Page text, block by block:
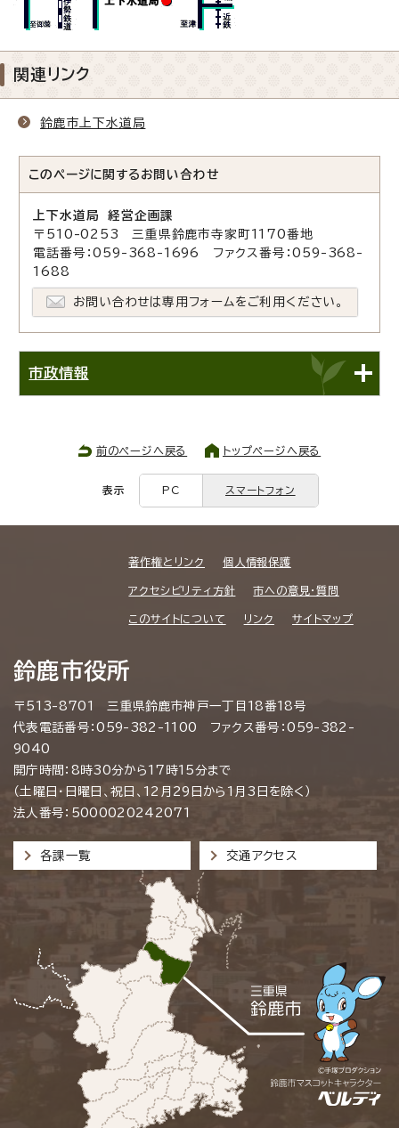
関連リンク
鈴鹿市上下水道局
このページに関する お問い合わせ
上下水道局 経営企画課
〒510-0253 三重県鈴鹿市寺家町1170番地
電話番号：059-368-1696 ファクス番号：059-368-
1688
お問い合わせは専用フォームをご利用ください。
市政情報
前のページへ戻る トップページへ戻る
表示 PC スマートフォン
著作権とリンク 個人情報保護
アクセシビリティ方針 市への意見・質問
このサイトについて リンク サイトマップ
鈴鹿市役所
〒513-8701 三重県鈴鹿市神戸一丁目18番18号
代表電話番号：059-382-1100 ファクス番号：059-382-
9040
開庁時間：8時30分から17時15分まで
（土曜日・日曜日、祝日、12月29日から1月3日を除く）
法人番号：5000020242071
各課一覧 交通アクセス